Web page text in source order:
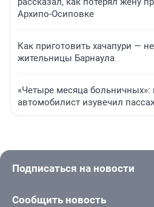
Архипо-Осиповке
Как приготовить хачапури —
жительницы Барнаула
«Четыре месяца больничных»:
автомобилист изувечил
Подписаться на новости
Сообщить новость